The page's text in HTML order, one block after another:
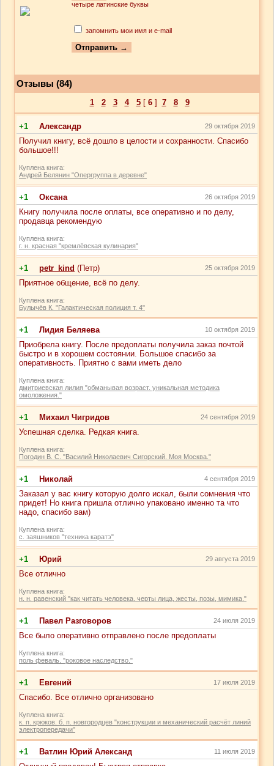
четыре латинские буквы
запомнить мои имя и e-mail
Отзывы (84)
1 2 3 4 5[ 6] 7 8 9
+1 Александр 29 октября 2019
Получил книгу, всё дошло в целости и сохранности. Спасибо
большое!!!
Куплена книга:
Андрей Белянин "Опергруппа в деревне"
+1 Оксана 26 октября 2019
Книгу получила после оплаты, все оперативно и по делу,
продавца рекомендую
Куплена книга:
г. н. красная "кремлёвская кулинария"
+1 petr_kind (Петр) 25 октября 2019
Приятное общение, всё по делу.
Куплена книга:
Булычёв К. "Галактическая полиция т. 4"
+1 Лидия Беляева 10 октября 2019
Приобрела книгу. После предоплаты получила заказ почтой
быстро и в хорошем состоянии. Большое спасибо за
оперативность. Приятно с вами иметь дело
Куплена книга:
дмитриевская лилия "обманывая возраст. уникальная методика
омоложения."
+1 Михаил Чигридов 24 сентября 2019
Успешная сделка. Редкая книга.
Куплена книга:
Погодин В. С. "Василий Николаевич Сигорский. Моя Москва."
+1 Николай 4 сентября 2019
Заказал у вас книгу которую долго искал, были сомнения что
придет! Но книга пришла отлично упаковано именно та что
надо, спасибо вам)
Куплена книга:
с. заяшников "техника каратэ"
+1 Юрий 29 августа 2019
Все отлично
Куплена книга:
н. н. равенский "как читать человека. черты лица, жесты, позы, мимика."
+1 Павел Разговоров 24 июля 2019
Все было оперативно отправлено после предоплаты
Куплена книга:
поль феваль. "роковое наследство."
+1 Евгений 17 июля 2019
Спасибо. Все отлично организовано
Куплена книга:
к. п. крюков. б. п. новгородцев "конструкции и механический расчёт линий
электропередачи"
+1 Ватлин Юрий Александ 11 июля 2019